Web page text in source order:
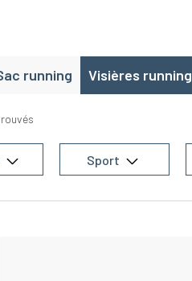
running Visières running
Sport